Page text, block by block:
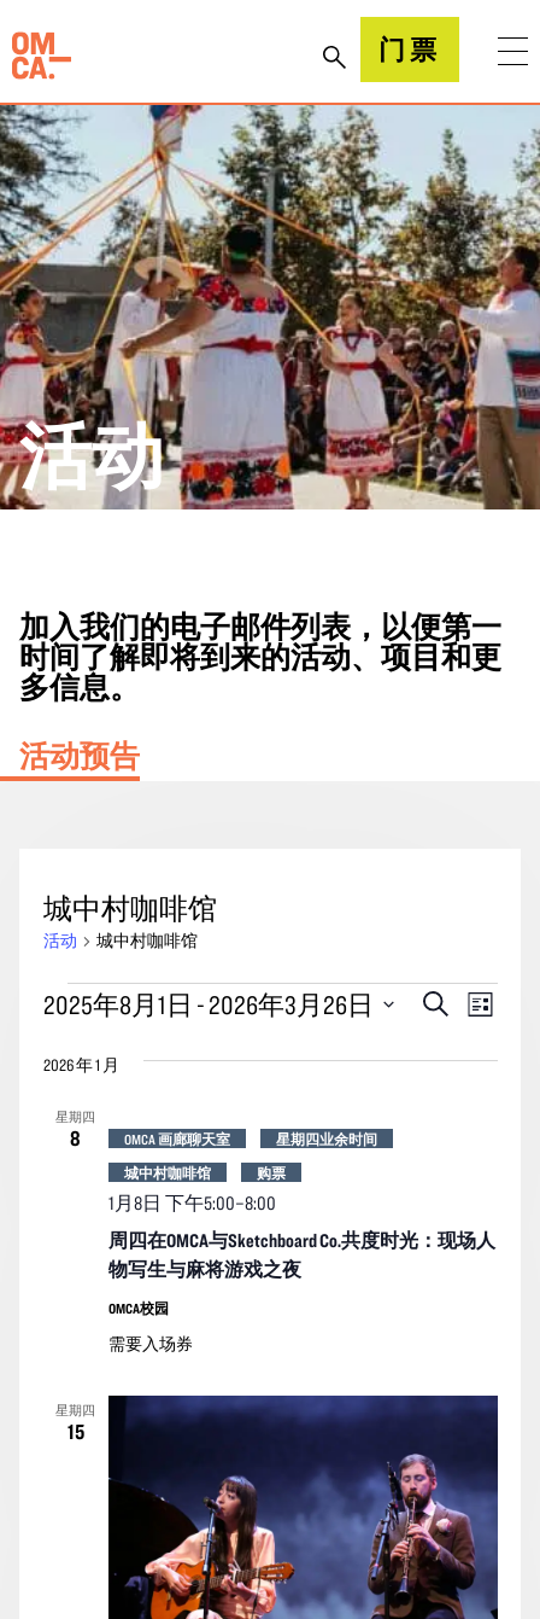
到
内
容
加州奥克兰博物馆(OMCA) 门票
活动
加入我们的电子邮件列表，以便第一
时间了解即将到来的活动、项目和更
多信息。
活动预告
城中村咖啡馆
活动 城中村咖啡馆
活
活
搜
导
搜
事
视
列
2025年8月1日 - 2026年3月26日
择
期。
2026 年 1 月
星期四
8
周四在OMCA与Sketchboard Co.共度时光：现场人
物写生与麻将游戏之夜
1月8日 下午5:00–8:00
OMCA 画廊聊天室
星期四业余时间
城中村咖啡馆
购票
OMCA校园
需要入场券
星期四
15